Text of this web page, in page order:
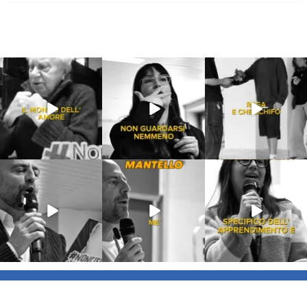
Lug 31
213 4
Lug 16
53 1
Lug 13
199 10
Lug 9
54
Giu 21 Giu 18
871